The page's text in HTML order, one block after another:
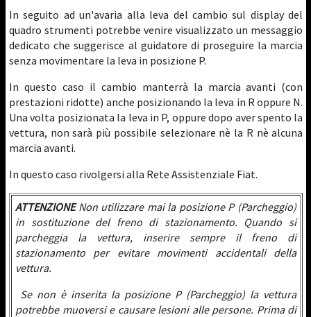
In seguito ad un'avaria alla leva del cambio sul display del
quadro strumenti potrebbe venire visualizzato un messaggio
dedicato che suggerisce al guidatore di proseguire la marcia
senza movimentare la leva in posizione P.
In questo caso il cambio manterrà la marcia avanti (con
prestazioni ridotte) anche posizionando la leva in R oppure N.
Una volta posizionata la leva in P, oppure dopo aver spento la
vettura, non sarà più possibile selezionare nè la R nè alcuna
marcia avanti.
In questo caso rivolgersi alla Rete Assistenziale Fiat.
ATTENZIONENon utilizzare mai la posizione P (Parcheggio)
in sostituzione del freno di stazionamento. Quando si
parcheggia la vettura, inserire sempre il freno di
stazionamento per evitare movimenti accidentali della
vettura.
Se non è inserita la posizione P (Parcheggio) la vettura
potrebbe muoversi e causare lesioni alle persone. Prima di